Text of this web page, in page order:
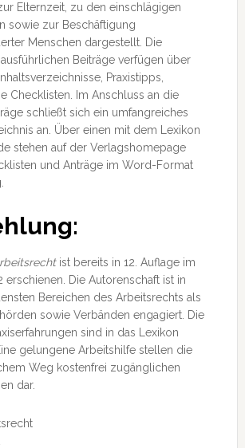
Elternzeit, zu den einschlägigen
sowie zur Beschäftigung
Menschen dargestellt. Die
Beiträge verfügen über
Praxistipps,
Checklisten. Im Anschluss an die
schließt sich ein umfangreiches
an. Über einen mit dem Lexikon
stehen auf der Verlagshomepage
und Anträge im Word-Format
ist bereits in 12. Auflage im
erschienen. Die Autorenschaft ist in
Bereichen des Arbeitsrechts als
sowie Verbänden engagiert. Die
sind in das Lexikon
gelungene Arbeitshilfe stellen die
Weg kostenfrei zugänglichen
dar.